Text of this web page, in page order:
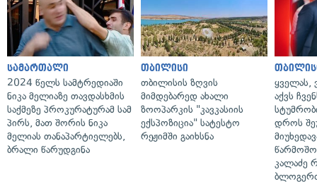
სამართალი
2024 წელს სამტრედიაში
ნიკა მელიაზე თავდასხმის
საქმეზე პროკურატურამ სამ
პირს, მათ შორის ნიკა
მელიას თანაპარტიელებს,
ბრალი წარუდგინა
თბილისი
თბილისის ზღვის
მიმდებარედ ახალი
ზოოპარკის "კავკასიის
ექსპოზიცია" სატესტო
რეჟიმში გაიხსნა
ყველას,
აქვს
დროს
კალაძე